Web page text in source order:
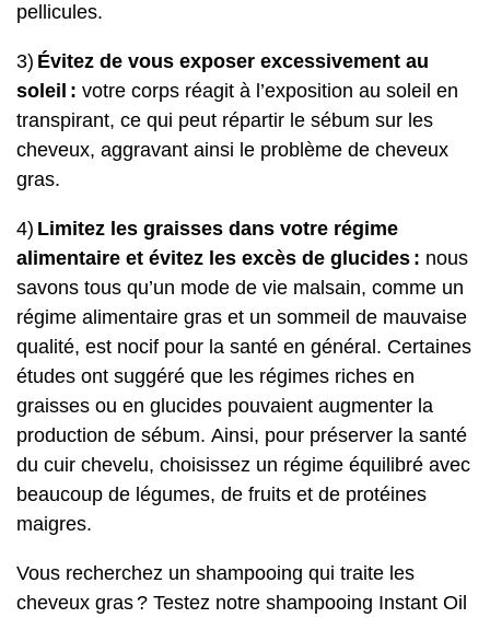
pellicules.
3) Évitez de vous exposer excessivement au
soleil : votre corps réagit à l’exposition au soleil en
transpirant, ce qui peut répartir le sébum sur les
cheveux, aggravant ainsi le problème de cheveux
gras.
4) Limitez les graisses dans votre régime
alimentaire et évitez les excès de glucides : nous
savons tous qu’un mode de vie malsain, comme un
régime alimentaire gras et un sommeil de mauvaise
qualité, est nocif pour la santé en général. Certaines
études ont suggéré que les régimes riches en
graisses ou en glucides pouvaient augmenter la
production de sébum. Ainsi, pour préserver la santé
du cuir chevelu, choisissez un régime équilibré avec
beaucoup de légumes, de fruits et de protéines
maigres.
Vous recherchez un shampooing qui traite les
cheveux gras ? Testez notre shampooing Instant Oil